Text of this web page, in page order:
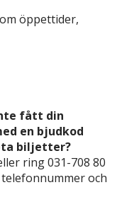
öppettider,
fått din
en bjudkod
biljetter?
ring 031-708 80
telefonnummer och